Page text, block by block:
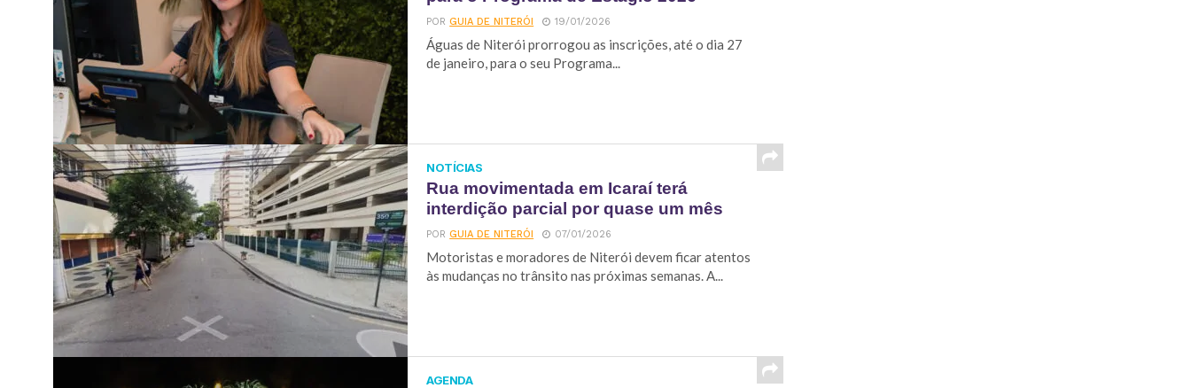
PORGUIA DE NITERÓI 19/01/2026
Águas de Niterói prorrogou as inscrições, até o dia 27
de janeiro, para o seu Programa...
NOTÍCIAS
Rua movimentada em Icaraí terá
interdição parcial por quase um mês
PORGUIA DE NITERÓI 07/01/2026
Motoristas e moradores de Niterói devem ficar atentos
às mudanças no trânsito nas próximas semanas. A...
AGENDA